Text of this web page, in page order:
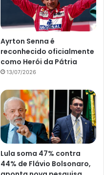
Ayrton Senna é
reconhecido oficialmente
como Herói da Pátria
13/07/2026
Lula soma 47% contra
44% de Flávio Bolsonaro,